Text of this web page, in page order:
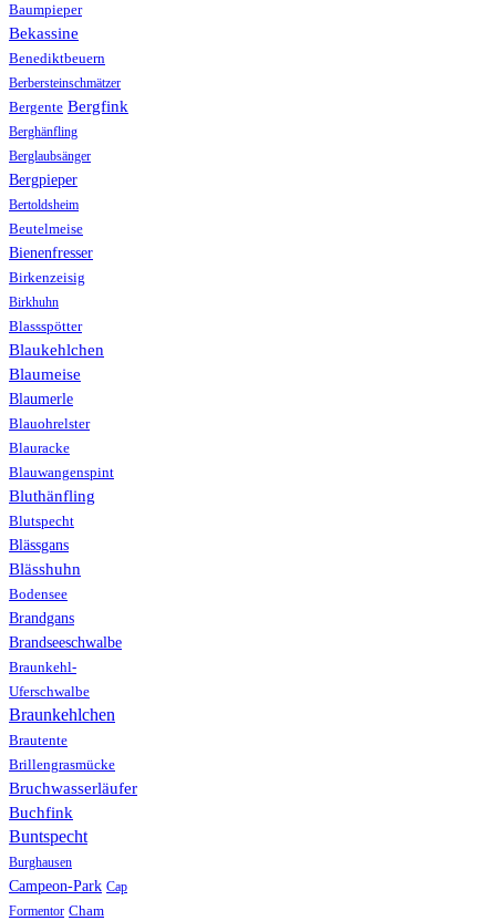
Baumpieper
Bekassine
Benediktbeuern
Berbersteinschmätzer
Bergente Bergfink
Berghänfling
Berglaubsänger
Bergpieper
Bertoldsheim
Beutelmeise
Bienenfresser
Birkenzeisig
Birkhuhn
Blassspötter
Blaukehlchen
Blaumeise
Blaumerle
Blauohrelster
Blauracke
Blauwangenspint
Bluthänfling
Blutspecht
Blässgans
Blässhuhn
Bodensee
Brandgans
Brandseeschwalbe
Braunkehl-
Uferschwalbe
Braunkehlchen
Brautente
Brillengrasmücke
Bruchwasserläufer
Buchfink
Buntspecht
Burghausen
Campeon-Park Cap
Formentor Cham